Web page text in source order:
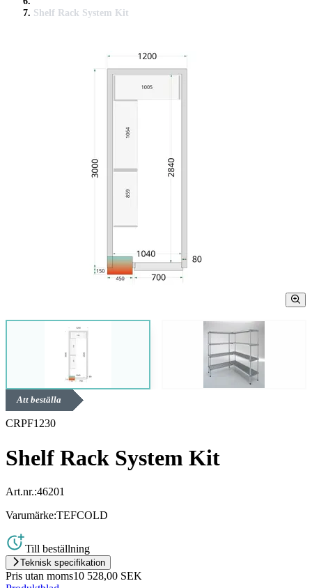
Shelf Rack System Kit
Att beställa
CRPF1230
Shelf Rack System Kit
Art.nr.:46201
Varumärke:TEFCOLD
Till beställning
Teknisk specifikation
Pris utan moms10 528,00 SEK